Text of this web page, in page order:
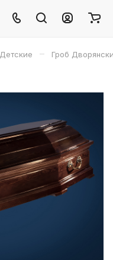
Детские – Гроб